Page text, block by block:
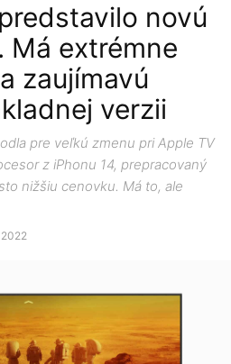
novú
Má extrémne
zaujímavú
verzii
pre veľkú zmenu pri Apple TV
z iPhonu 14, prepracovaný
nižšiu cenovku. Má to, ale